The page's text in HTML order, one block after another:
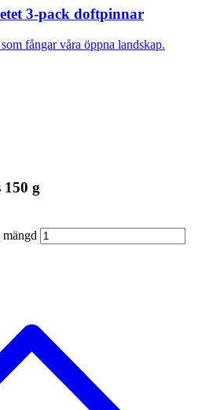
3-pack doftpinnar
fångar våra öppna landskap.
g